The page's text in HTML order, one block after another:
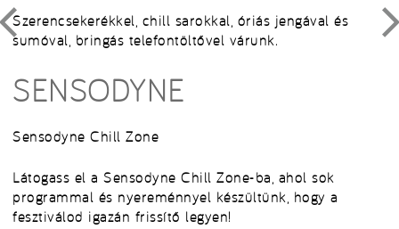
Szerencsekerékkel, chill sarokkal, óriás jengával és
sumóval, bringás telefontöltővel várunk.
SENSODYNE
Sensodyne Chill Zone
Látogass el a Sensodyne Chill Zone-ba, ahol sok
programmal és nyereménnyel készültünk, hogy a
fesztiválod igazán frissítő legyen!